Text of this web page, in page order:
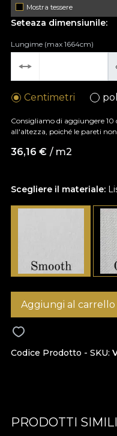
Mostra tessere
Scegliere il materiale:
Seteaza dimensiunile:
Lungime (max 1664cm)
Centimetri
Consigliamo di aggiungere
all'altezza, poiché le pareti
36,16 € / m2
Codice Prodotto - SKU
Aggiungi al carrello
PRODOTTI SIMILI